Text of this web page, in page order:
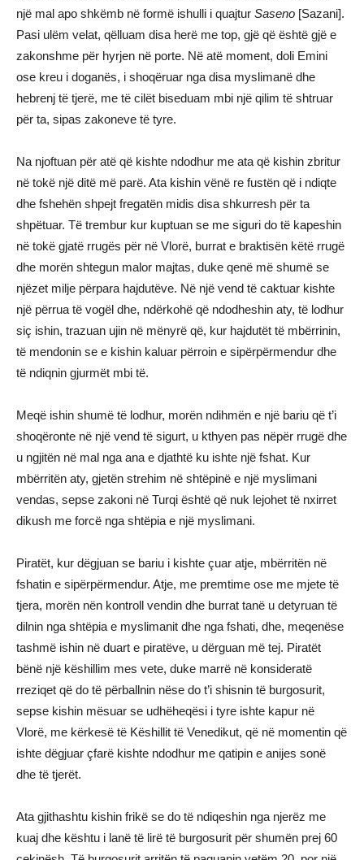
një mal apo shkëmb në formë ishulli i quajtur Saseno [Sazani].
Pasi ulëm velat, qëlluam disa herë me top, gjë që është gjë e
zakonshme për hyrjen në porte. Në atë moment, doli Emini
ose kreu i doganës, i shoqëruar nga disa myslimanë dhe
hebrenj të tjerë, me të cilët biseduam mbi një qilim të shtruar
për ta, sipas zakoneve të tyre.
Na njoftuan për atë që kishte ndodhur me ata që kishin zbritur
në tokë një ditë më parë. Ata kishin vënë re fustën që i ndiqte
dhe fshehën shpejt fregatën midis disa shkurresh për ta
shpëtuar. Të trembur kur kuptuan se me siguri do të kapeshin
në tokë gjatë rrugës për në Vlorë, burrat e braktisën këtë rrugë
dhe morën shtegun malor majtas, duke qenë më shumë se
njëzet milje përpara hajdutëve. Në një vend të caktuar kishte
një përrua të vogël dhe, ndërkohë që ndodheshin aty, të lodhur
siç ishin, trazuan ujin në mënyrë që, kur hajdutët të mbërrinin,
të mendonin se e kishin kaluar përroin e sipërpërmendur dhe
të ndiqnin gjurmët mbi të.
Meqë ishin shumë të lodhur, morën ndihmën e një bariu që t’i
shoqëronte në një vend të sigurt, u kthyen pas nëpër rrugë dhe
u ngjitën në mal nga ana e djathtë ku ishte një fshat. Kur
mbërritën aty, gjetën strehim në shtëpinë e një myslimani
vendas, sepse zakoni në Turqi është që nuk lejohet të nxirret
dikush me forcë nga shtëpia e një myslimani.
Piratët, kur dëgjuan se bariu i kishte çuar atje, mbërritën në
fshatin e sipërpërmendur. Atje, me premtime ose me mjete të
tjera, morën nën kontroll vendin dhe burrat tanë u detyruan të
dilnin nga shtëpia e myslimanit dhe nga fshati, dhe, meqenëse
tashmë ishin në duart e piratëve, u dërguan më tej. Piratët
bënë një këshillim mes vete, duke marrë në konsideratë
rreziqet që do të përballnin nëse do t’i shisnin të burgosurit,
sepse kishin mësuar se udhëheqësi i tyre ishte kapur në
Vlorë, me kërkesë të Këshillit të Venedikut, që në momentin që
ishte dëgjuar çfarë kishte ndodhur me qatipin e anijes sonë
dhe të tjerët.
Ata gjithashtu kishin frikë se do të ndiqeshin nga njerëz me
kuaj dhe kështu i lanë të lirë të burgosurit për shumën prej 60